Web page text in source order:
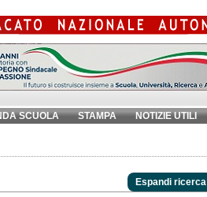
SCUOLA STAMPA NOTIZIE UTILI
Espandi ricerca